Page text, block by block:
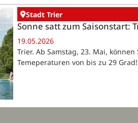
Stadt Trier
Sonne satt zum Saisonstart:
19.05.2026
Trier. Ab Samstag, 23. Mai,
Temeperaturen von bis zu 29 Grad!